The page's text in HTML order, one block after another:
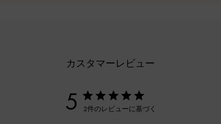
カスタマーレビュー
5 2件のレビューに基づく